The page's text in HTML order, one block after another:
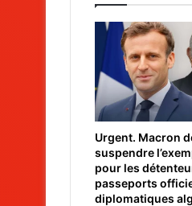
Urgent. Macron
suspendre
pour les
passeports
diplomatiques